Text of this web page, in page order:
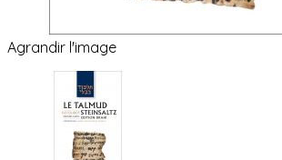
Agrandir l'image